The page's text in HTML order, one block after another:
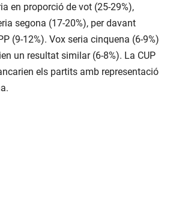
en proporció de vot (25-29%),
segona (17-20%), per davant
(9-12%). Vox seria cinquena (6-9%)
un resultat similar (6-8%). La CUP
els partits amb representació